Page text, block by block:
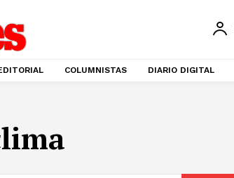
COLUMNISTAS DIARIO DIGITAL